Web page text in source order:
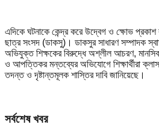
এদিকে ঘটনাকে কেন্দ্র করে উদ্বেগ ও ক্ষোভ প্রকাশ
ছাত্র সংসদ (ডাকসু)। ডাকসুর সাধারণ সম্পাদক
অভিযুক্ত শিক্ষকের বিরুদ্ধে অশ্লীল আচরণ,
ও আপত্তিকর মন্তব্যের অভিযোগে শিক্ষার্থীরা
তদন্ত ও দৃষ্টান্তমূলক শাস্তির দাবি জানিয়েছে।
সর্বশেষ খবর